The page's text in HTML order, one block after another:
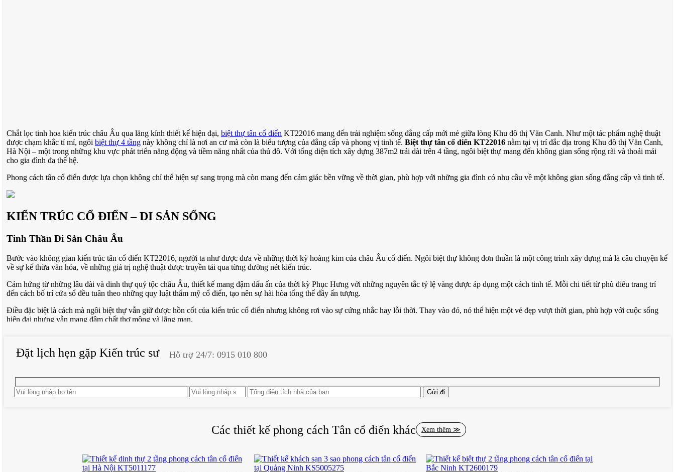
Chắt lọc tinh hoa kiến trúc châu Âu qua lăng kính thiết kế hiện đại, biệt thự tân cổ điển KT22016 mang đến trải nghiệm sống đẳng cấp mới mẻ giữa lòng Khu đô thị Văn Canh. Như một tác phẩm nghệ thuật
được chạm khắc tỉ mỉ, ngôi biệt thự 4 tầng này không chỉ là nơi an cư mà còn là biểu tượng của đẳng cấp và phong vị tinh tế. Biệt thự tân cổ điển KT22016 nằm tại vị trí đắc địa trong Khu đô thị Văn Canh,
Hà Nội – một trong những khu vực phát triển năng động và tiềm năng nhất của thủ đô. Với tổng diện tích xây dựng 387m2 trải dài trên 4 tầng, ngôi biệt thự mang đến không gian sống rộng rãi và thoải mái
cho gia đình đa thế hệ.
Phong cách tân cổ điển được lựa chọn không chỉ thể hiện sự sang trọng mà còn mang đến cảm giác bền vững về thời gian, phù hợp với những gia đình có nhu cầu về một không gian sống đẳng cấp và tinh tế.
KIẾN TRÚC CỔ ĐIỂN – DI SẢN SỐNG
Tinh Thần Di Sản Châu Âu
Bước vào không gian kiến trúc tân cổ điển KT22016, người ta như được đưa về những thời kỳ hoàng kim của châu Âu cổ điển. Ngôi biệt thự không đơn thuần là một công trình xây dựng mà là câu chuyện kể
về sự kế thừa văn hóa, về những giá trị nghệ thuật được truyền tải qua từng đường nét kiến trúc.
Cảm hứng từ những lâu đài và dinh thự quý tộc châu Âu, thiết kế mang đậm dấu ấn của thời kỳ Phục Hưng với những nguyên tắc tỷ lệ vàng được áp dụng một cách tinh tế. Mỗi chi tiết từ phù điêu trang trí
đến cách bố trí cửa sổ đều tuân theo những quy luật thẩm mỹ cổ điển, tạo nên sự hài hòa tổng thể đầy ấn tượng.
Điều đặc biệt là cách mà ngôi biệt thự vẫn giữ được hồn cốt của kiến trúc cổ điển nhưng không rơi vào sự cứng nhắc hay lỗi thời. Thay vào đó, nó thể hiện một vẻ đẹp vượt thời gian, phù hợp với cuộc sống
hiện đại nhưng vẫn mang đậm chất thơ mộng và lãng mạn.
Điểm nhấn ấn tượng nhất của biệt thự chính là hệ thống cột trụ uy nghiêm được thiết kế theo phong cách Ionic và Corinthian cổ điển. Những cây cột màu trắng tinh khôi này không chỉ có chức năng đỡ đà mà
Tỷ lệ của các cột trụ tuân theo quy luật vàng cổ điển, tạo nên sự cân bằng hoàn hảo cho toàn bộ mặt tiền. Chiều cao, đường kính và khoảng cách giữa các cột đều được tính toán cẩn thận để đạt được hiệu ứng
thị giác tối ưu. Khi ánh nắng chiếu vào, những cột trụ tạo ra những vùng sáng tối đầy nghệ thuật, làm cho ngôi biệt thự trở nên sống động và cuốn hút hơn.
Ngôi biệt thự KT22016 là sự kết hợp hoàn hảo giữa vật liệu cao cấp và kỹ thuật thi công tinh xảo. Từ những phù điêu được chạm khắc thủ công đến hệ thống ban công sắt nghệ thuật, mọi chi tiết đều được
Đặt lịch hẹn gặp Kiến trúc sư Hỗ trợ 24/7: 0915 010 800
Các thiết kế phong cách Tân cổ điển khác Xem thêm ≫